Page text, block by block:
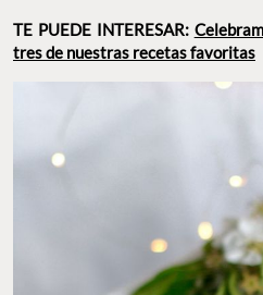
TE PUEDE INTERESAR:
tres de nuestras recetas favoritas